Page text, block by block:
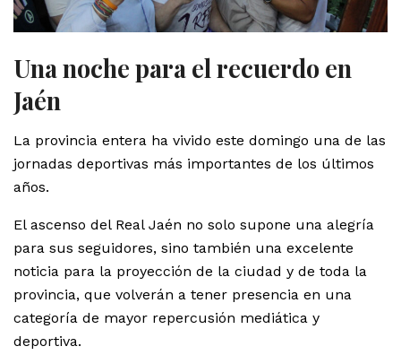
Una noche para el recuerdo en
Jaén
La provincia entera ha vivido este domingo una de las
jornadas deportivas más importantes de los últimos
años.
El ascenso del Real Jaén no solo supone una alegría
para sus seguidores, sino también una excelente
noticia para la proyección de la ciudad y de toda la
provincia, que volverán a tener presencia en una
categoría de mayor repercusión mediática y
deportiva.